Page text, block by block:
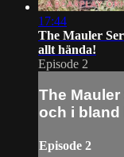
17:44
The Mauler
allt hända!
Episode 2
The
och i bland
Episode 2